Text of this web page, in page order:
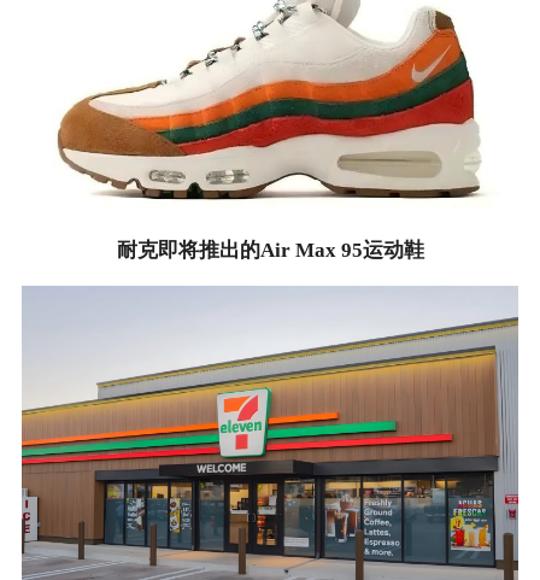
耐克即将推出的Air Max 95运动鞋